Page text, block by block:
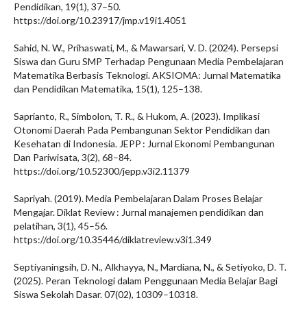
Pendidikan, 19(1), 37–50.
https://doi.org/10.23917/jmp.v19i1.4051
Sahid, N. W., Prihaswati, M., & Mawarsari, V. D. (2024). Persepsi
Siswa dan Guru SMP Terhadap Pengunaan Media Pembelajaran
Matematika Berbasis Teknologi. AKSIOMA: Jurnal Matematika
dan Pendidikan Matematika, 15(1), 125–138.
Saprianto, R., Simbolon, T. R., & Hukom, A. (2023). Implikasi
Otonomi Daerah Pada Pembangunan Sektor Pendidikan dan
Kesehatan di Indonesia. JEPP : Jurnal Ekonomi Pembangunan
Dan Pariwisata, 3(2), 68–84.
https://doi.org/10.52300/jepp.v3i2.11379
Sapriyah. (2019). Media Pembelajaran Dalam Proses Belajar
Mengajar. Diklat Review : Jurnal manajemen pendidikan dan
pelatihan, 3(1), 45–56.
https://doi.org/10.35446/diklatreview.v3i1.349
Septiyaningsih, D. N., Alkhayya, N., Mardiana, N., & Setiyoko, D. T.
(2025). Peran Teknologi dalam Penggunaan Media Belajar Bagi
Siswa Sekolah Dasar. 07(02), 10309–10318.